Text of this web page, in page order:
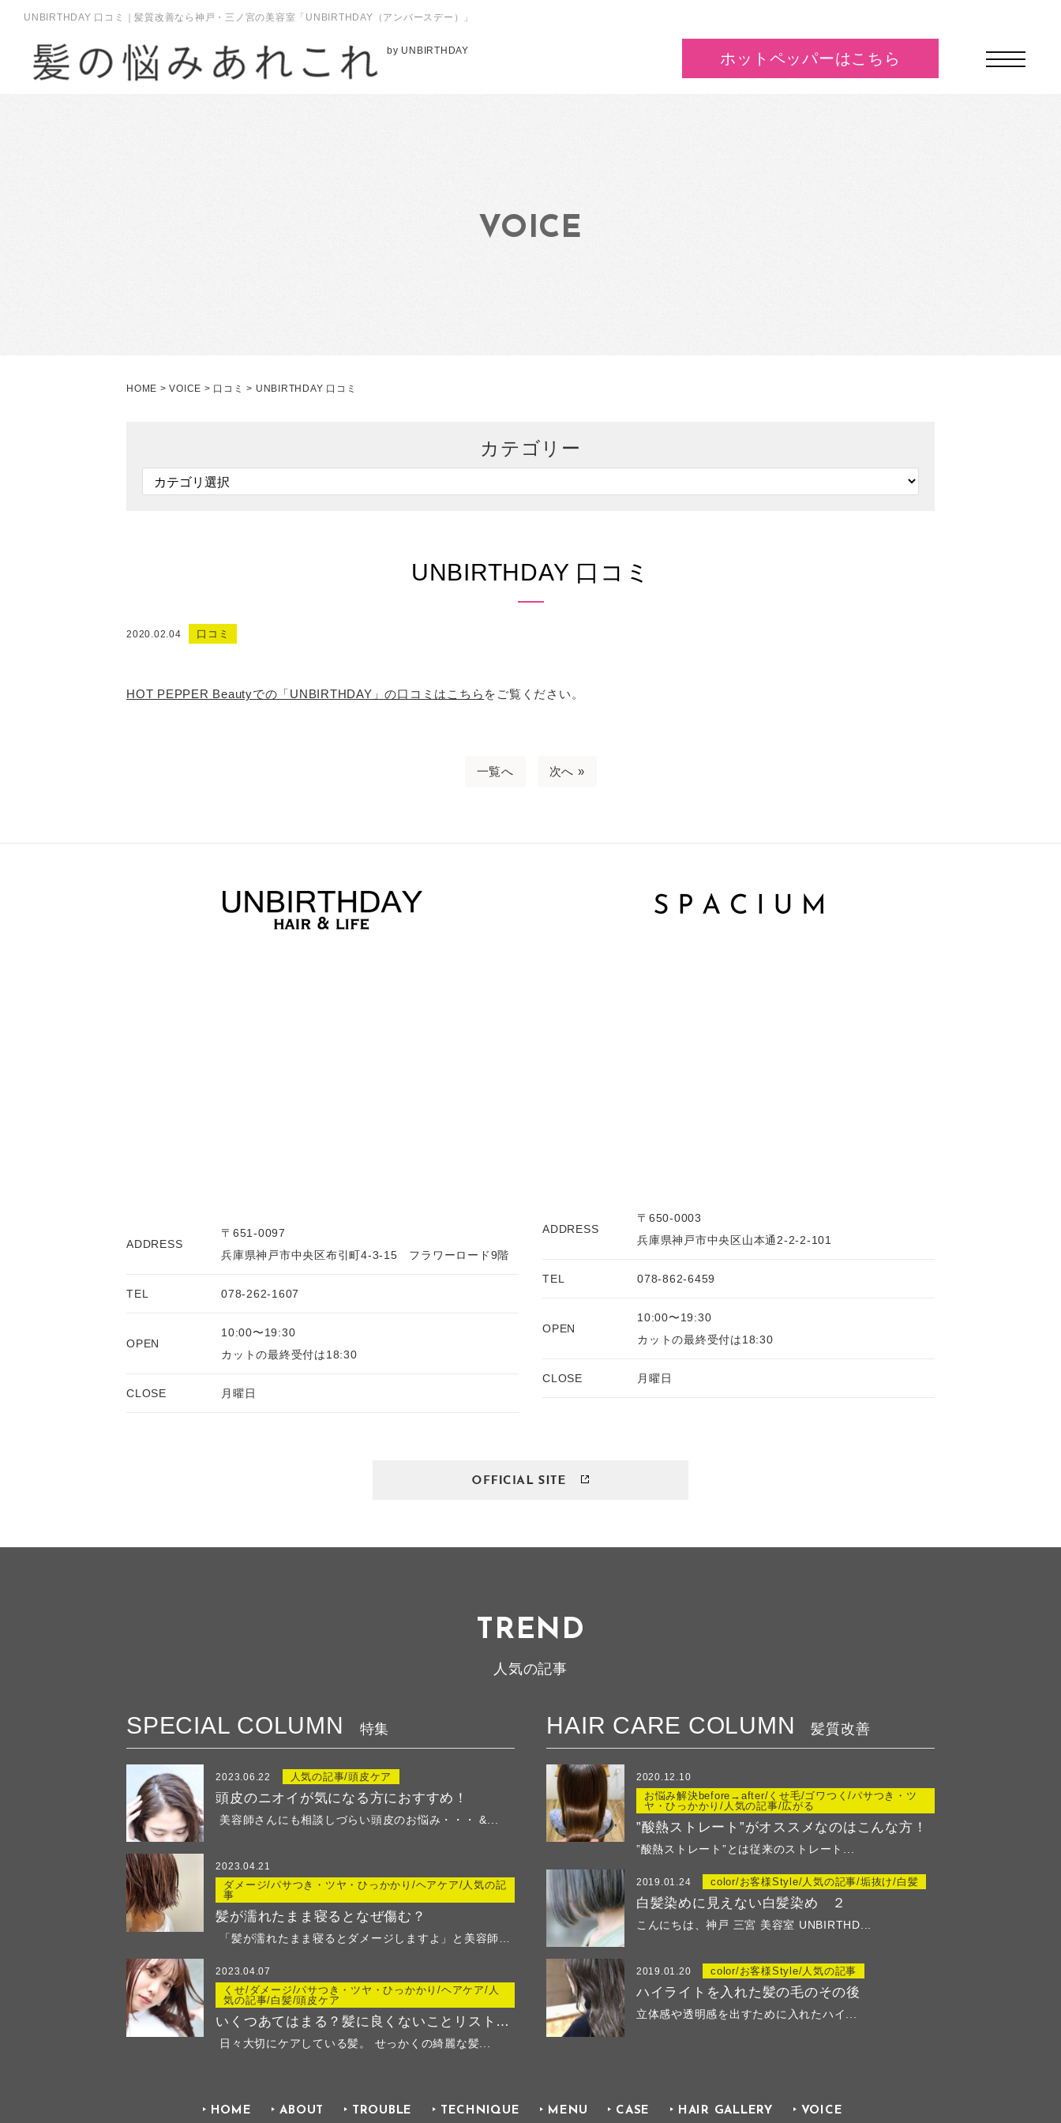
UNBIRTHDAY 口コミ｜髪質改善なら神戸・三ノ宮の美容室「UNBIRTHDAY（アンバースデー）」
by UNBIRTHDAY ホットペッパーはこちら
VOICE
HOME >VOICE > 口コミ > UNBIRTHDAY 口コミ
カテゴリー
UNBIRTHDAY 口コミ
2020.02.04 口コミ
HOT PEPPER Beautyでの「UNBIRTHDAY」の口コミはこちら をご覧ください。
一覧へ 次へ »
ADDRESS
〒651-0097
兵庫県神戸市中央区布引町4-3-15 フラワーロード9階
TEL 078-262-1607
OPEN
10:00〜19:30
カットの最終受付は18:30
CLOSE 月曜日
ADDRESS
〒650-0003
兵庫県神戸市中央区山本通2-2-2-101
TEL 078-862-6459
OPEN
10:00〜19:30
カットの最終受付は18:30
CLOSE 月曜日
TREND
人気の記事
SPECIAL COLUMN 特集
2023.06.22 人気の記事/頭皮ケア
頭皮のニオイが気になる方におすすめ！
美容師さんにも相談しづらい頭皮のお悩み・・・ &...
2023.04.21
ダメージ/パサつき・ツヤ・ひっかかり/ヘアケア/人気の記
事
髪が濡れたまま寝るとなぜ傷む？
「髪が濡れたまま寝るとダメージしますよ」と美容師さ...
2023.04.07
くせ/ダメージ/パサつき・ツヤ・ひっかかり/ヘアケア/人
気の記事/白髪/頭皮ケア
いくつあてはまる？髪に良くないことリストでチェック
日々大切にケアしている髪。 せっかくの綺麗な髪...
HAIR CARE COLUMN 髪質改善
2020.12.10
お悩み解決before→after/くせ毛/ゴワつく/パサつき・ツ
ヤ・ひっかかり/人気の記事/広がる
”酸熱ストレート”がオススメなのはこんな方！
”酸熱ストレート”とは従来のストレート...
2019.01.24 color/お客様Style/人気の記事/垢抜け/白髪
白髪染めに見えない白髪染め ２
こんにちは、神戸 三宮 美容室 UNBIRTHD...
2019.01.20 color/お客様Style/人気の記事
ハイライトを入れた髪の毛のその後
立体感や透明感を出すために入れたハイ...
HOME ABOUT TROUBLE TECHNIQUE MENU CASE HAIR GALLERY VOICE